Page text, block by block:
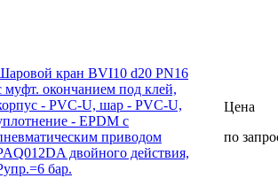
кран BVI10 d20 PN16
муфт. окончанием под клей,
- PVC-U, шар - PVC-U,
- EPDM с
приводом
двойного действия,
бар.
Цена
по